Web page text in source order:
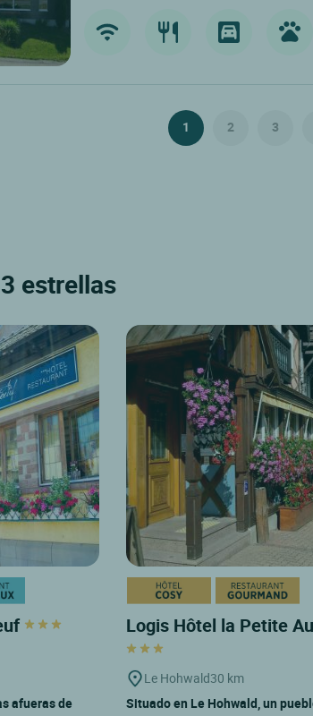
1 2 3
estrellas
afueras de
Logis Hôtel la Petite
Le Hohwald30 km
Situado en Le Hohwald, un